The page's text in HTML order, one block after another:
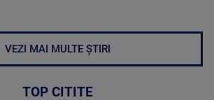
VEZI MAI MULTE ȘTIRI
TOP CITITE